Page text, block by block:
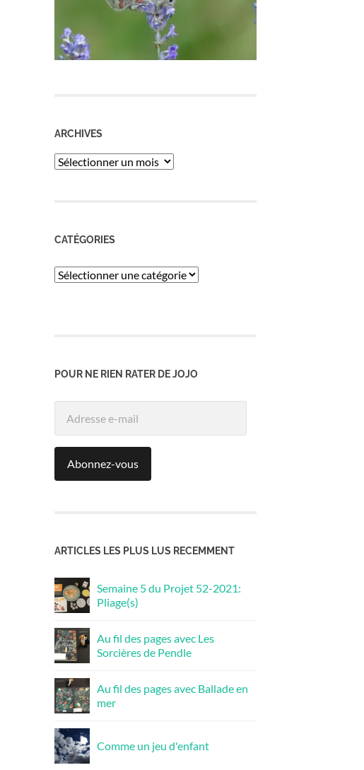
ARCHIVES
ARCHIVES
CATÉGORIES
Catégories
POUR NE RIEN RATER DE JOJO
Abonnez-vous
ARTICLES LES PLUS LUS RECEMMENT
Semaine 5 du Projet 52-2021:
Pliage(s)
Au fil des pages avec Les
Sorcières de Pendle
Au fil des pages avec Ballade en
mer
Comme un jeu d'enfant